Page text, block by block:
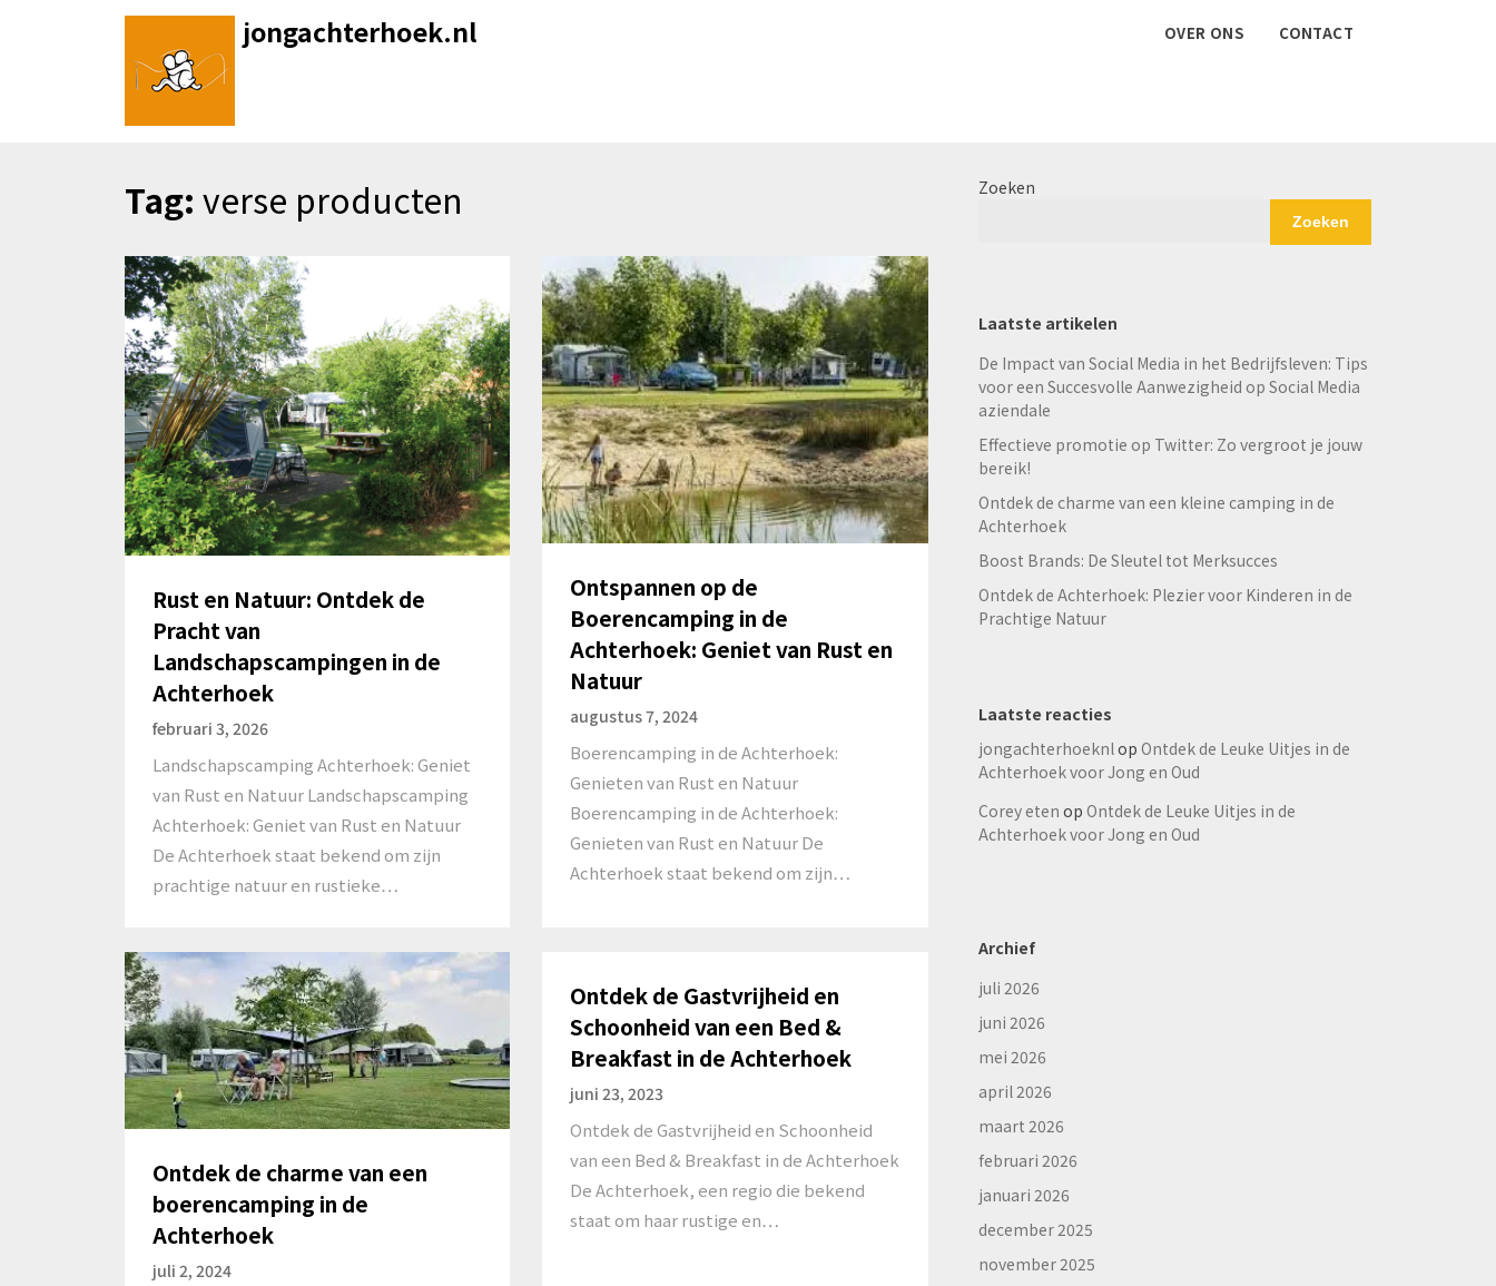
jongachterhoek.nl OVER ONS CONTACT
Tag: verse producten
Rust en Natuur: Ontdek de
Pracht van
Landschapscampingen in de
Achterhoek
februari 3, 2026
Landschapscamping Achterhoek: Geniet
van Rust en Natuur Landschapscamping
Achterhoek: Geniet van Rust en Natuur
De Achterhoek staat bekend om zijn
prachtige natuur en rustieke…
Ontspannen op de
Boerencamping in de
Achterhoek: Geniet van Rust en
Natuur
augustus 7, 2024
Boerencamping in de Achterhoek:
Genieten van Rust en Natuur
Boerencamping in de Achterhoek:
Genieten van Rust en Natuur De
Achterhoek staat bekend om zijn…
Ontdek de charme van een
boerencamping in de
Achterhoek
juli 2, 2024
Ontdek de Gastvrijheid en
Schoonheid van een Bed &
Breakfast in de Achterhoek
juni 23, 2023
Ontdek de Gastvrijheid en Schoonheid
van een Bed & Breakfast in de Achterhoek
De Achterhoek, een regio die bekend
staat om haar rustige en…
Zoeken
Zoeken
Laatste artikelen
De Impact van Social Media in het Bedrijfsleven: Tips
voor een Succesvolle Aanwezigheid op Social Media
aziendale
Effectieve promotie op Twitter: Zo vergroot je jouw
bereik!
Ontdek de charme van een kleine camping in de
Achterhoek
Boost Brands: De Sleutel tot Merksucces
Ontdek de Achterhoek: Plezier voor Kinderen in de
Prachtige Natuur
Laatste reacties
jongachterhoeknlop Ontdek de Leuke Uitjes in de
Achterhoek voor Jong en Oud
Corey eten op Ontdek de Leuke Uitjes in de
Achterhoek voor Jong en Oud
Archief
juli 2026
juni 2026
mei 2026
april 2026
maart 2026
februari 2026
januari 2026
december 2025
november 2025